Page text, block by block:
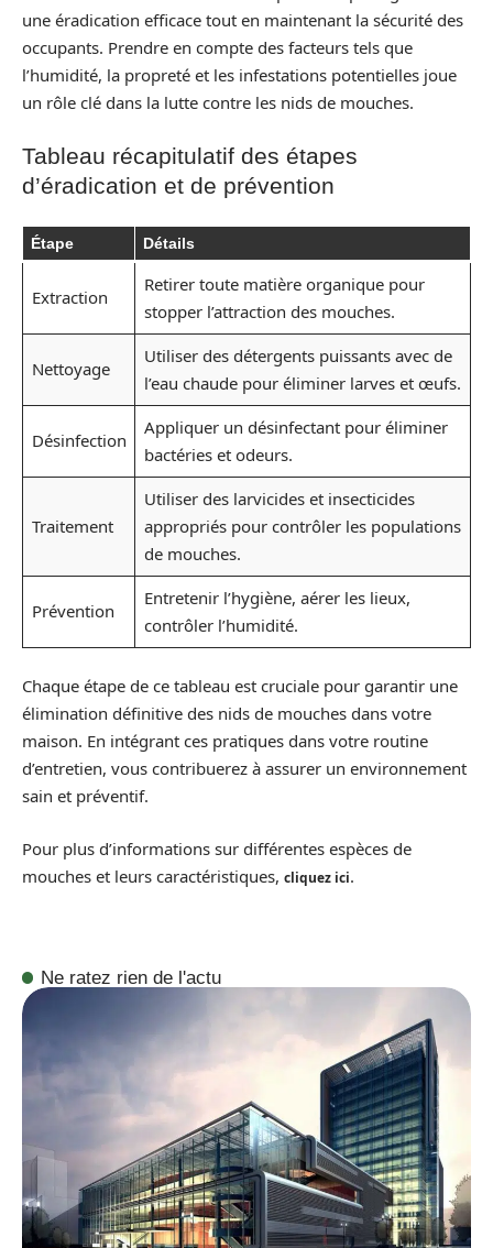
une éradication efficace tout en maintenant la sécurité des
occupants. Prendre en compte des facteurs tels que
l’humidité, la propreté et les infestations potentielles joue
un rôle clé dans la lutte contre les nids de mouches.
Tableau récapitulatif des étapes
d’éradication et de prévention
Étape Détails
Extraction
Retirer toute matière organique pour
stopper l’attraction des mouches.
Nettoyage
Utiliser des détergents puissants avec de
l’eau chaude pour éliminer larves et œufs.
Désinfection
Appliquer un désinfectant pour éliminer
bactéries et odeurs.
Traitement
Utiliser des larvicides et insecticides
appropriés pour contrôler les populations
de mouches.
Prévention
Entretenir l’hygiène, aérer les lieux,
contrôler l’humidité.
Chaque étape de ce tableau est cruciale pour garantir une
élimination définitive des nids de mouches dans votre
maison. En intégrant ces pratiques dans votre routine
d’entretien, vous contribuerez à assurer un environnement
sain et préventif.
Pour plus d’informations sur différentes espèces de
mouches et leurs caractéristiques, cliquez ici.
Ne ratez rien de l'actu